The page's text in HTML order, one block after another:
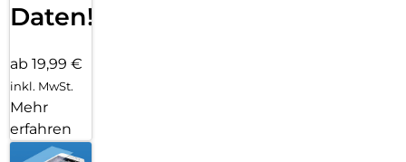
Daten!
ab 19,99 €
inkl. MwSt.
Mehr
erfahren